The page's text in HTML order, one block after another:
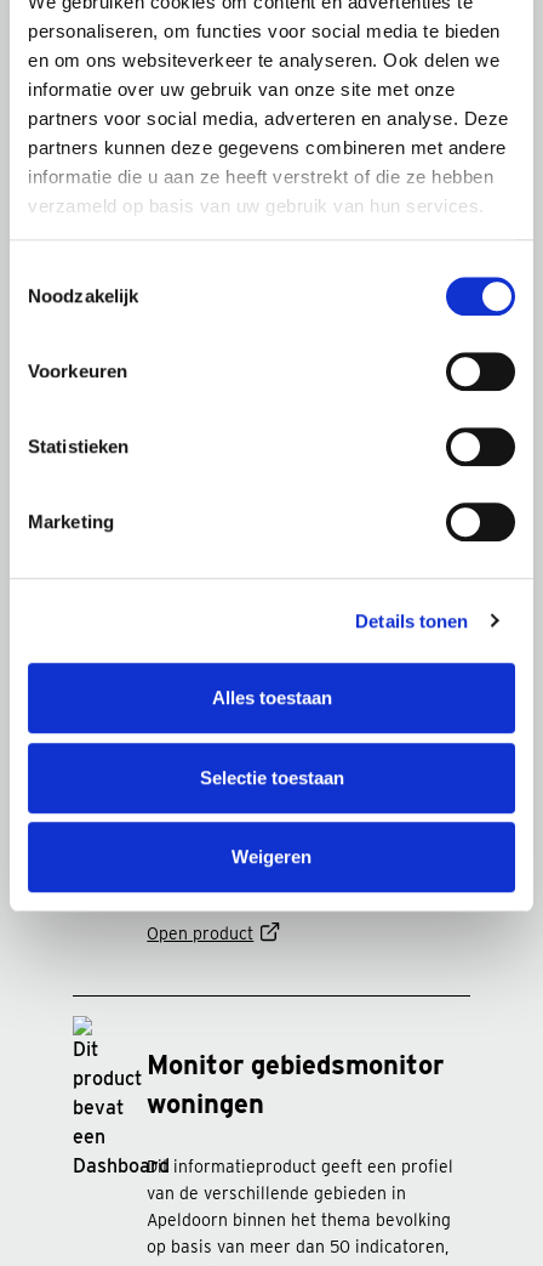
personaliseren, om functies voor social media te bieden
en om ons websiteverkeer te analyseren. Ook delen we
informatie over uw gebruik van onze site met onze
partners voor social media, adverteren en analyse. Deze
partners kunnen deze gegevens combineren met andere
informatie die u aan ze heeft verstrekt of die ze hebben
verzameld op basis van uw gebruik van hun services.
Noodzakelijk
Voorkeuren
Statistieken
Marketing
Details tonen
Alles toestaan
Selectie toestaan
Weigeren
Monitor gebiedsmonitor
fysieke omgeving
Dit informatieproduct geeft een profiel
van de verschillende gebieden in
Apeldoorn binnen het thema fysieke
Dit informatieproduct geeft een profiel
van de verschillende gebieden in
fysieke- en sociale omgeving op basis
dashboard.
Updatefrequentie: Jaarlijks
Open product
Monitor gebiedsmonitor
woningen
Dit informatieproduct geeft een profiel
van de verschillende gebieden in
Apeldoorn binnen het thema bevolking
op basis van meer dan 50 indicatoren,